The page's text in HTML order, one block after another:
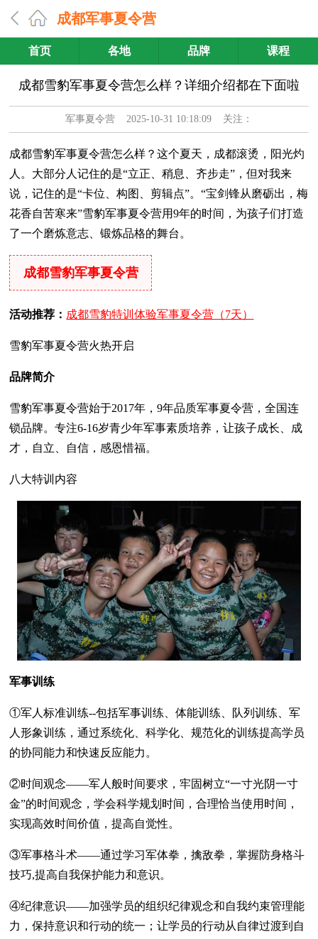
成都军事夏令营
首页 各地 品牌 课程
成都雪豹军事夏令营怎么样？详细介绍都在下面啦
军事夏令营2025-10-31 10:18:09 关注：
成都雪豹军事夏令营怎么样？这个夏天，成都滚烫，阳光灼
人。大部分人记住的是“立正、稍息、齐步走”，但对我来
说，记住的是“卡位、构图、剪辑点”。“宝剑锋从磨砺出，梅
花香自苦寒来”雪豹军事夏令营用9年的时间，为孩子们打造
了一个磨炼意志、锻炼品格的舞台。
成都雪豹军事夏令营
活动推荐： 成都雪豹特训体验军事夏令营（7天）
雪豹军事夏令营火热开启
品牌简介
雪豹军事夏令营始于2017年，9年品质军事夏令营，全国连
锁品牌。专注6-16岁青少年军事素质培养，让孩子成长、成
才，自立、自信，感恩惜福。
八大特训内容
军事训练
①军人标准训练--包括军事训练、体能训练、队列训练、军
人形象训练，通过系统化、科学化、规范化的训练提高学员
的协同能力和快速反应能力。
②时间观念——军人般时间要求，牢固树立“一寸光阴一寸
金”的时间观念，学会科学规划时间，合理恰当使用时间，
实现高效时间价值，提高自觉性。
③军事格斗术——通过学习军体拳，擒敌拳，掌握防身格斗
技巧,提高自我保护能力和意识。
④纪律意识——加强学员的组织纪律观念和自我约束管理能
力，保持意识和行动的统一；让学员的行动从自律过渡到自